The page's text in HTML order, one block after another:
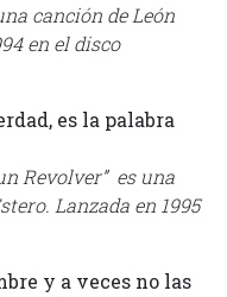
canción de León
en el disco
es la palabra
Revolver” es una
Lanzada en 1995
y a veces no las